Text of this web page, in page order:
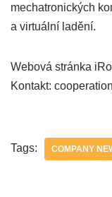
mechatronických
a virtuální ladění.
Webová stránka
Kontakt:
Tags: COMPANY